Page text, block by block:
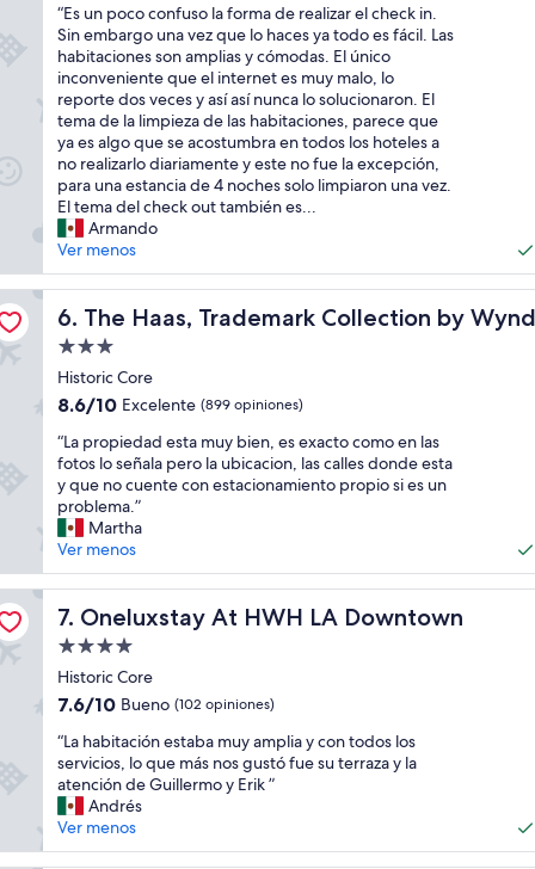
u
v
o
m
u
y
b
i
e
n
.
E
n
l
e
e
v
d
o
r
p
a
n
o
á
m
c
o
v
i
t
a
h
e
m
e
n
t
e
n
o
s
c
a
n
c
l
a
o
n
r
e
s
e
r
v
c
i
n
d
b
i
d
o
a
f
10,
Excelente,
(828
opiniones)
“
E
s
u
n
p
o
c
o
c
o
n
f
u
s
a
f
r
m
a
d
r
e
a
l
z
a
r
l
c
h
c
k
“Es un poco confuso la forma de realizar el check in.
Sin embargo una vez que lo haces ya todo es fácil. Las
habitaciones son amplias y cómodas. El único
inconveniente que el internet es muy malo, lo
reporte dos veces y así así nunca lo solucionaron. El
tema de la limpieza de las habitaciones, parece que
ya es algo que se acostumbra en todos los hoteles a
no realizarlo diariamente y este no fue la excepción,
para una estancia de 4 noches solo limpiaron una vez.
El tema del check out también es...
Armando
Ver menos
6. The Haas, Trademark Collection by
The Haas, Trademark Collection by Wyndham
Propiedad
de
3.0
Historic Core
8.6
10,
Excelente,
(899
opiniones)
8.6/10 Excelente (899 opiniones)
“
L
a
p
r
o
p
i
e
d
a
d
e
t
a
m
y
b
“La propiedad esta muy bien, es exacto como en las
fotos lo señala pero la ubicacion, las calles donde esta
y que no cuente con estacionamiento propio si es un
problema.”
Martha
Ver menos
7. Oneluxstay At HWH LA Downtown
Oneluxstay At HWH LA Downtown
Propiedad
de
4.0
Historic Core
7.6
10,
Bueno,
(102
opiniones)
7.6/10 Bueno (102 opiniones)
“
L
a
h
a
b
“La habitación estaba muy amplia y con todos los
servicios, lo que más nos gustó fue su terraza y la
atención de Guillermo y Erik ”
Andrés
Ver menos